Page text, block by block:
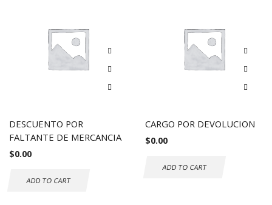
DESCUENTO POR
FALTANTE DE MERCANCIA
$0.00
ADD TO CART
CARGO POR DEVOLUCION
$0.00
ADD TO CART